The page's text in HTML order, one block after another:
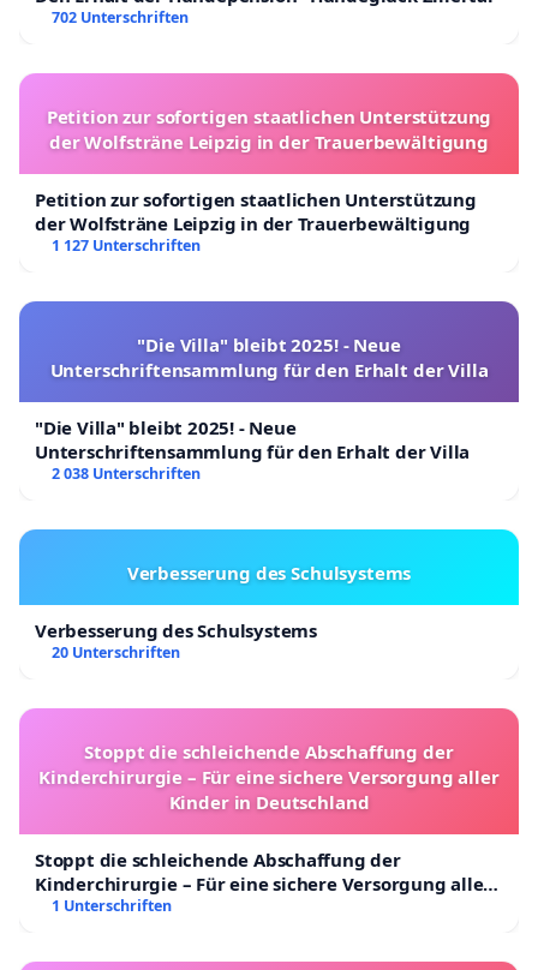
702 Unterschriften
Petition zur sofortigen staatlichen Unterstützung
der Wolfsträne Leipzig in der Trauerbewältigung
Petition zur sofortigen staatlichen Unterstützung
der Wolfsträne Leipzig in der Trauerbewältigung
1 127 Unterschriften
"Die Villa" bleibt 2025! - Neue
Unterschriftensammlung für den Erhalt der Villa
"Die Villa" bleibt 2025! - Neue
Unterschriftensammlung für den Erhalt der Villa
2 038 Unterschriften
Verbesserung des Schulsystems
Verbesserung des Schulsystems
20 Unterschriften
Stoppt die schleichende Abschaffung der
Kinderchirurgie – Für eine sichere Versorgung aller
Kinder in Deutschland
Stoppt die schleichende Abschaffung der
Kinderchirurgie – Für eine sichere Versorgung aller
Kinder in Deutschland
1 Unterschriften